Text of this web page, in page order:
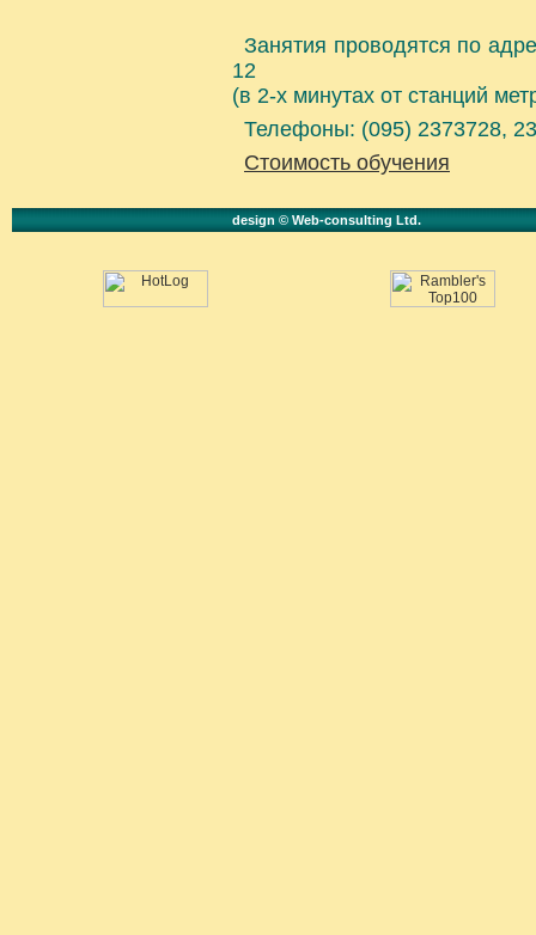
Занятия проводятся по
12
(в 2-х минутах от станций
Телефоны: (095) 2373728,
Стоимость обучения
design © Web-consulting Ltd.